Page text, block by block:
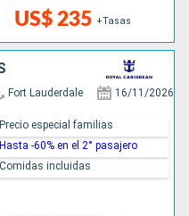
US$ 235 +Tasas
Fort Lauderdale 16/11/2026
Precio especial familias
Hasta -60% en el 2° pasajero
Comidas incluidas